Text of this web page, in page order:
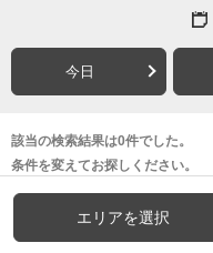
今日
該当の検索結果は0件でした。
条件を変えてお探しください。
エリアを選択